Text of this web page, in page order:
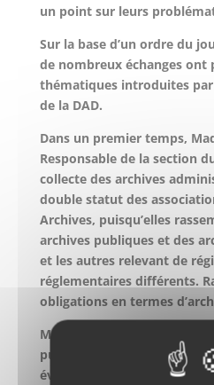
un point sur leurs
Sur la base d’un ordre du
de nombreux échanges ont
thématiques introduites
de la DAD.
Dans un premier temps,
Responsable de la section
collecte des archives
double statut des
Archives, puisqu’elles
archives publiques et des
et les autres relevant de
réglementaires différents.
obligations en termes
Madame PONS, adjointe de
publiques, a ensuite
évolutions de la